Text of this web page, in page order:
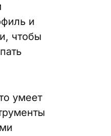
и
чтобы
умеет